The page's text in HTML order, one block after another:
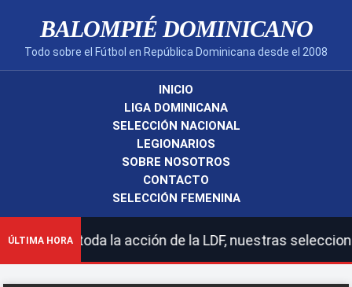
BALOMPIÉ DOMINICANO
Todo sobre el Fútbol en República Dominicana desde el 2008
INICIO
LIGA DOMINICANA
SELECCIÓN NACIONAL
LEGIONARIOS
SOBRE NOSOTROS
CONTACTO
SELECCIÓN FEMENINA
ÚLTIMA HORA
la acción de la LDF, nuestras selecciones